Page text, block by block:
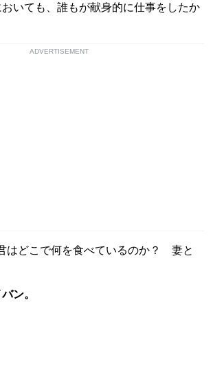
いても、誰もが献身的に仕事をしたか
ADVERTISEMENT
はどこで何を食べているのか？ 妻と
ン。